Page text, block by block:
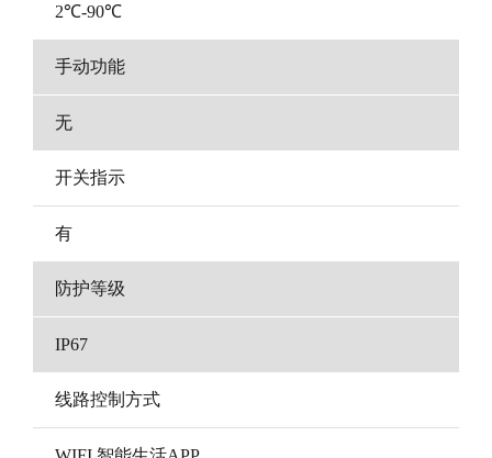
2℃-90℃
手动功能
无
开关指示
有
防护等级
IP67
线路控制方式